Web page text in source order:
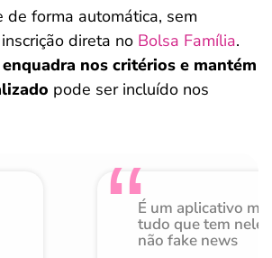
de forma automática, sem
direta no Bolsa Família.
enquadra nos critérios e mantém
pode ser incluído nos
É um aplicativo
tudo que tem nele
não fake news